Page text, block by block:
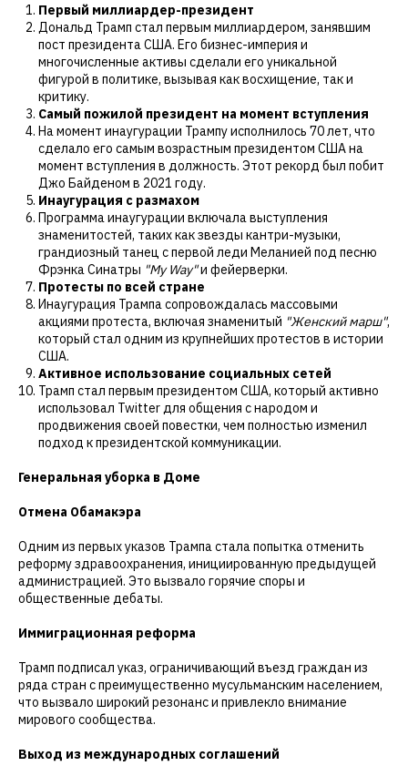
Первый миллиардер-президент
Дональд Трамп стал первым миллиардером, занявшим
пост президента США. Его бизнес-империя и
многочисленные активы сделали его уникальной
фигурой в политике, вызывая как восхищение, так и
критику.
Самый пожилой президент на момент вступления
На момент инаугурации Трампу исполнилось 70 лет, что
сделало его самым возрастным президентом США на
момент вступления в должность. Этот рекорд был побит
Джо Байденом в 2021 году.
Инаугурация с размахом
Программа инаугурации включала выступления
знаменитостей, таких как звезды кантри-музыки,
грандиозный танец с первой леди Меланией под песню
Фрэнка Синатры "My Way"и фейерверки.
Протесты по всей стране
Инаугурация Трампа сопровождалась массовыми
акциями протеста, включая знаменитый "Женский марш",
который стал одним из крупнейших протестов в истории
США.
Активное использование социальных сетей
Трамп стал первым президентом США, который активно
использовал Twitter для общения с народом и
продвижения своей повестки, чем полностью изменил
подход к президентской коммуникации.
Генеральная уборка в Доме
Отмена Обамакэра
Одним из первых указов Трампа стала попытка отменить
реформу здравоохранения, инициированную предыдущей
администрацией. Это вызвало горячие споры и
общественные дебаты.
Иммиграционная реформа
Трамп подписал указ, ограничивающий въезд граждан из
ряда стран с преимущественно мусульманским населением,
что вызвало широкий резонанс и привлекло внимание
мирового сообщества.
Выход из международных соглашений